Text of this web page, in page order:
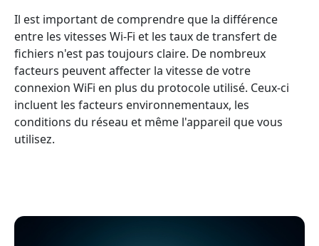
Il est important de comprendre que la différence
entre les vitesses Wi-Fi et les taux de transfert de
fichiers n'est pas toujours claire. De nombreux
facteurs peuvent affecter la vitesse de votre
connexion WiFi en plus du protocole utilisé. Ceux-ci
incluent les facteurs environnementaux, les
conditions du réseau et même l'appareil que vous
utilisez.